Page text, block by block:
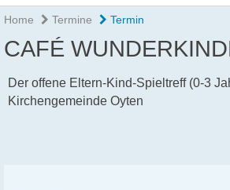
Home Termine Termin
CAFÉ
Der offene Eltern-Kind-Spieltreff (0-3
Kirchengemeinde Oyten